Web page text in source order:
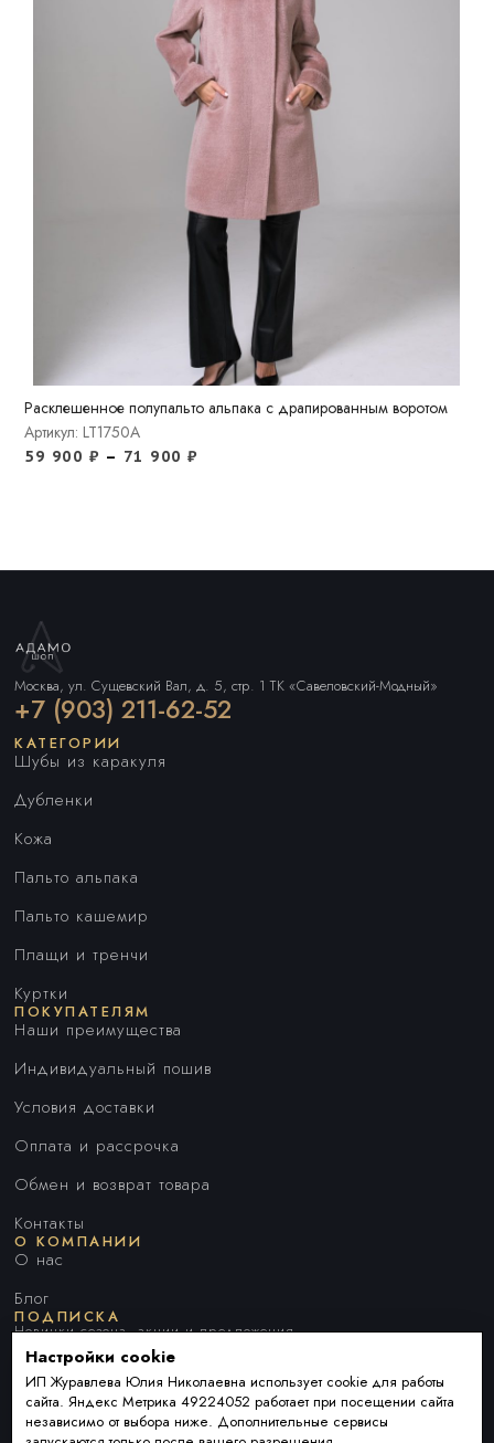
Расклешенное полупальто альпака с драпированным воротом
Артикул: LT1750A
59 900 ₽ – 71 900₽
Москва, ул. Сущевский Вал, д. 5, стр. 1 ТК «Савеловский-Модный»
+7 (903) 211-62-52
КАТЕГОРИИ
Шубы из каракуля
Дубленки
Кожа
Пальто альпака
Пальто кашемир
Плащи и тренчи
Куртки
ПОКУПАТЕЛЯМ
Наши преимущества
Индивидуальный пошив
Условия доставки
Оплата и рассрочка
Обмен и возврат товара
Контакты
О КОМПАНИИ
О нас
Блог
ПОДПИСКА
Новинки сезона, акции и предложения
Я ДАЮ СОГЛАСИЕ НА ОБРАБОТКУ ПЕРСОНАЛЬНЫХ ДАННЫХ И
СОГЛАШАЮСЬ СПОЛИТИКОЙ ОБРАБОТКИ ПЕРСОНАЛЬНЫХ
Настройки cookie
ИП Журавлева Юлия Николаевна использует cookie для работы
сайта. Яндекс Метрика 49224052 работает при посещении сайта
независимо от выбора ниже. Дополнительные сервисы